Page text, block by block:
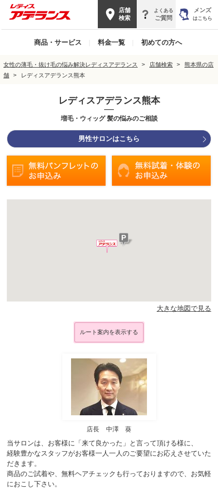
店舗
検索
よくある
ご質問
メンズ
はこちら
商品・サービス 料金一覧 初めての方へ
女性の薄毛・抜け毛の悩み解決レディスアデランス 店舗検索
熊本県の店
舗
レディスアデランス熊本
レディスアデランス熊本
増毛・ウィッグ 髪の悩みのご相談
男性サロンはこちら
大きな地図で見る
ルート案内を表示する
店長 中澤 葵
当サロンは、お客様に「来て良かった」と言って頂ける様に、
経験豊かなスタッフがお客様一人一人のご要望にお応えさせていた
だきます。
商品のご試着や、無料ヘアチェックも行っておりますので、お気軽
におこし下さい。